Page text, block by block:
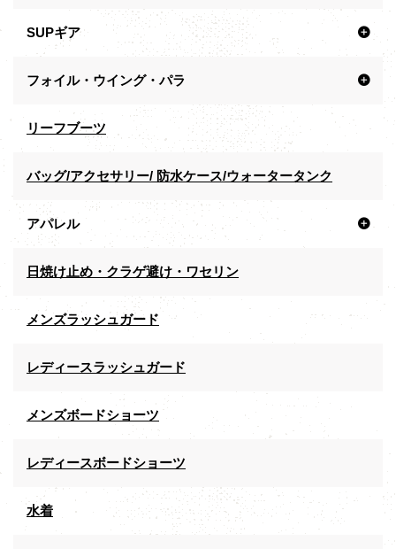
SUPギア
フォイル・ウイング・パラ
リーフブーツ
バッグ/アクセサリー/ 防水ケース/ウォータータンク
アパレル
日焼け止め・クラゲ避け・ワセリン
メンズラッシュガード
レディースラッシュガード
メンズボードショーツ
レディースボードショーツ
水着